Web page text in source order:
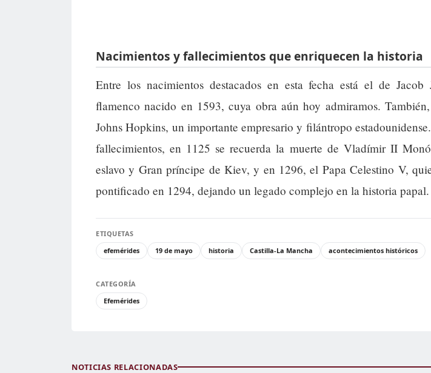
Nacimientos y fallecimientos que enriquecen la historia
Entre los nacimientos destacados en esta fecha está el de Jacob
flamenco nacido en 1593, cuya obra aún hoy admiramos.
Johns Hopkins, un importante empresario y filántropo
fallecimientos, en 1125 se recuerda la muerte de Vladímir II
eslavo y Gran príncipe de Kiev, y en 1296, el Papa Celestino V,
pontificado en 1294, dejando un legado complejo en la historia papal.
ETIQUETAS
efemérides
19 de mayo historia Castilla-La Mancha acontecimientos históricos
CATEGORÍA
Efemérides
NOTICIAS RELACIONADAS